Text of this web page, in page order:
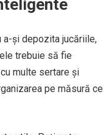
a-și depozita jucăriile,
trebuie să fie
multe sertare și
pe măsură ce